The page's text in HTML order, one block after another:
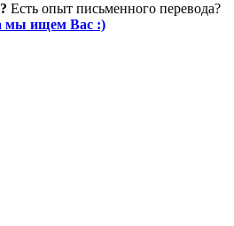
Есть опыт письменного перевода?
мы ищем Вас :)